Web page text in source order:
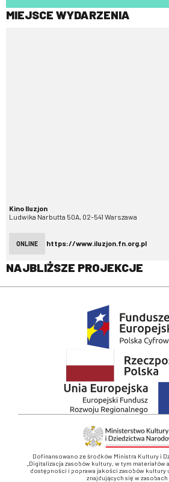
MIEJSCE WYDARZENIA
Kino Iluzjon
Ludwika Narbutta 50A, 02-541 Warszawa
ONLINE https://www.iluzjon.fn.org.pl
NAJBLIŻSZE PROJEKCJE
Dofinansowano ze środków Ministra Kultury i
„Digitalizacja zasobów kultury, w tym
dostępności i poprawa jakości zasobów
znajdujących się w zasobach